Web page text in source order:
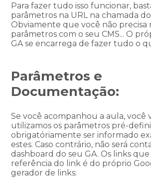
Para fazer tudo isso funcionar,
parâmetros na URL na chamada
Obviamente que você não precisa
parâmetros com o seu CMS... O
GA se encarrega de fazer tudo o
Parâmetros e
Documentação:
Se você acompanhou a aula, você
utilizamos os parâmetros pré-
obrigatóriamente ser informado
estes. Caso contrário, não será
dashboard do seu GA. Os links
referência do link é do próprio
gerador de links: